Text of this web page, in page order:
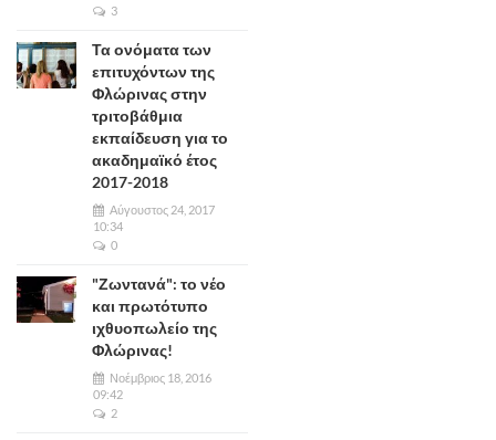
3
Τα ονόματα των
επιτυχόντων της
Φλώρινας στην
τριτοβάθμια
εκπαίδευση για το
ακαδημαϊκό έτος
2017-2018
Αύγουστος 24, 2017
10:34
0
"Ζωντανά": το νέο
και πρωτότυπο
ιχθυοπωλείο της
Φλώρινας!
Νοέμβριος 18, 2016
09:42
2